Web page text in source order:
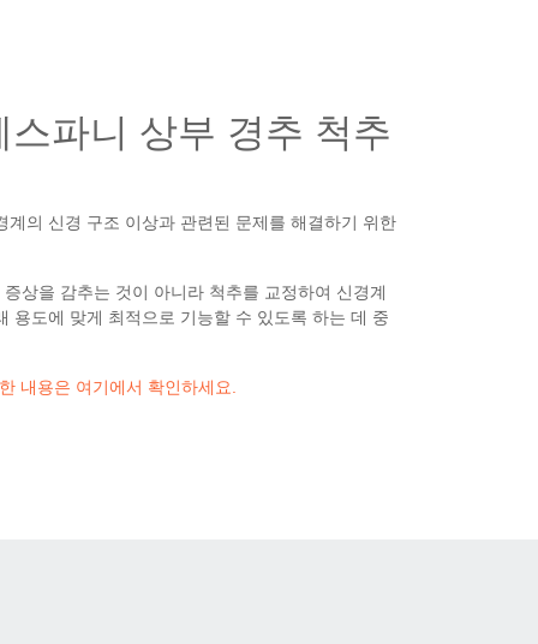
파니 상부 경추 척추
의 신경 구조 이상과 관련된 문제를 해결하기 위한
상을 감추는 것이 아니라 척추를 교정하여 신경계
용도에 맞게 최적으로 기능할 수 있도록 하는 데 중
내용은 여기에서 확인하세요.